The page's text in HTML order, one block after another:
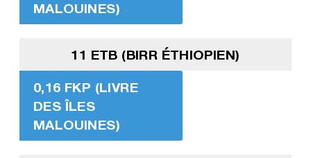
MALOUINES)
11 ETB (BIRR ÉTHIOPIEN)
0,16 FKP (LIVRE
DES ÎLES
MALOUINES)